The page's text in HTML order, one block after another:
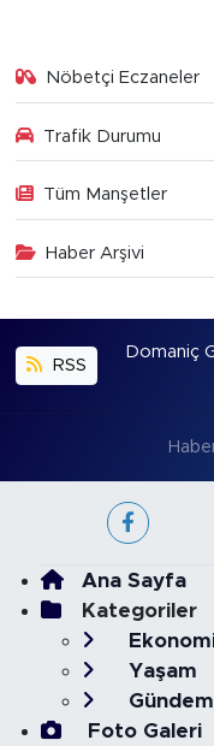
Nöbetçi Eczaneler
Trafik Durumu
Tüm Manşetler
Haber Arşivi
RSS
Domaniç
Ana Sayfa
Kategoriler
Yaşam
Gündem
Foto Galeri